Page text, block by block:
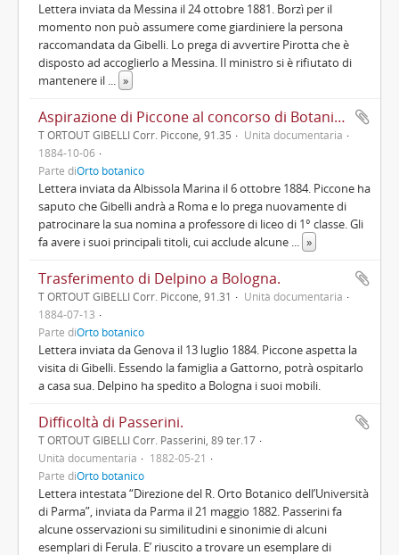
Lettera inviata da Messina il 24 ottobre 1881. Borzì per il
momento non può assumere come giardiniere la persona
raccomandata da Gibelli. Lo prega di avvertire Pirotta che è
disposto ad accoglierlo a Messina. Il ministro si è rifiutato di
mantenere il ... »
Aspirazione di Piccone al concorso di Botanica a Genova.
T ORTOUT GIBELLI Corr. Piccone, 91.35
Unità documentaria
1884-10-06
Parte diOrto botanico
Lettera inviata da Albissola Marina il 6 ottobre 1884. Piccone ha
saputo che Gibelli andrà a Roma e lo prega nuovamente di
patrocinare la sua nomina a professore di liceo di 1° classe. Gli
fa avere i suoi principali titoli, cui acclude alcune ... »
Trasferimento di Delpino a Bologna.
T ORTOUT GIBELLI Corr. Piccone, 91.31
Unità documentaria
1884-07-13
Parte diOrto botanico
Lettera inviata da Genova il 13 luglio 1884. Piccone aspetta la
visita di Gibelli. Essendo la famiglia a Gattorno, potrà ospitarlo
a casa sua. Delpino ha spedito a Bologna i suoi mobili.
Difficoltà di Passerini.
T ORTOUT GIBELLI Corr. Passerini, 89 ter.17
Unità documentaria
1882-05-21
Parte diOrto botanico
Lettera intestata “Direzione del R. Orto Botanico dell’Università
di Parma”, inviata da Parma il 21 maggio 1882. Passerini fa
alcune osservazioni su similitudini e sinonimie di alcuni
esemplari di Ferula. E’ riuscito a trovare un esemplare di